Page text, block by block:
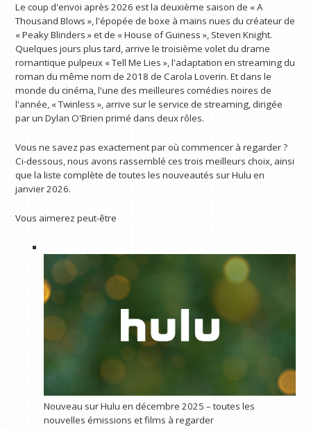
Le coup d'envoi après 2026 est la deuxième saison de « A
Thousand Blows », l'épopée de boxe à mains nues du créateur de
« Peaky Blinders » et de « House of Guiness », Steven Knight.
Quelques jours plus tard, arrive le troisième volet du drame
romantique pulpeux « Tell Me Lies », l'adaptation en streaming du
roman du même nom de 2018 de Carola Loverin. Et dans le
monde du cinéma, l'une des meilleures comédies noires de
l'année, « Twinless », arrive sur le service de streaming, dirigée
par un Dylan O'Brien primé dans deux rôles.
Vous ne savez pas exactement par où commencer à regarder ?
Ci-dessous, nous avons rassemblé ces trois meilleurs choix, ainsi
que la liste complète de toutes les nouveautés sur Hulu en
janvier 2026.
Vous aimerez peut-être
Nouveau sur Hulu en décembre 2025 – toutes les
nouvelles émissions et films à regarder